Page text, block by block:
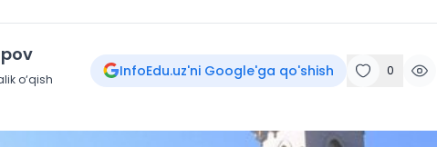
o‘qish InfoEdu.uz'ni Google'ga qo'shish 0